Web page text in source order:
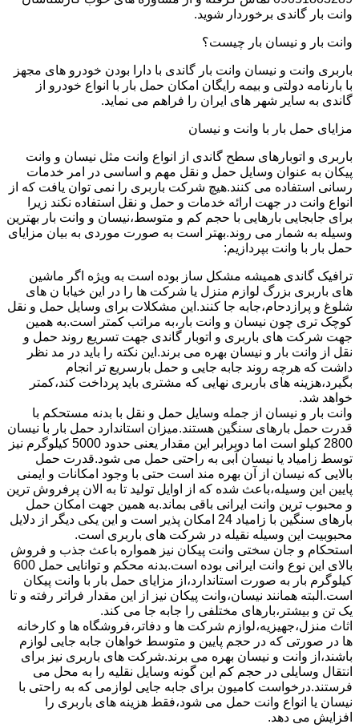
وانت بار گاندی برخوردار شوید.
وانت بار و نیسان بار چیست؟
باربری وانت و نیسان وانت بار گاندی با دارا بودن خودرو های مجهز
با بارنامه دولتی و بیمه رایگان امکان حمل بار با انواع خودرو از
گاندی به سایر شهر های ایران را فراهم می نماید.
مزایای حمل بار با وانت و نیسان
باربری و اتوبارهای سطح گاندی از انواع وانت مثل نیسان و وانت
پیکان به عنوان وسایل حمل و نقل مهم و اساسی در امر خدمات
رسانی استفاده می کنند.هیچ شرکت باربری را نمی توان یافت که از
انواع وانت در جهت ارائه خدمات و حمل و نقل استفاده نکند زیرا
برای جابجایی بارهایی با حجم کم و متوسط،نیسان و وانت بار بهترین
وسیله به شمار می روند.بهتر است به صورت موردی به بیان مزایای
حمل بار با وانت بپردازیم:
ترافیک گاندی همیشه مشکل ساز بوده است به ویژه اگر ماشین
های باربری بزرگ لوازم منزل یا شرکت ها را در این خیابا ن های
شلوغ و پرازدحام،جابه جا کنند.این مشکلات برای وسایل حمل و نقل
کوچک تری چون نیسان و وانت بار،به مراتب کمتر است.به همین
جهت شرکت های باربری و اتوبار گاندی جهت تسریع روند حمل و
نقل از وانت بار و نیسان بهره می برند.این نکته را باید در مد نظر
داشت که هرچه روند جابه جایی و حمل بارسریع تر انجام
بگیرد،هزینه های باربری نهایی که مشتری باید پرداخت کند،کمتر
خواهد شد.
وانت بار و نیسان از جمله وسایل حمل و نقل با بدنه مستحکم با
قدرت حمل بارهای سنگین هستند.میزان استاندارد حمل بار با نیسان
2800 کیلو است اما دوبرابر این مقدار یعنی حدود 5000 کیلوگرم نیز
توسط زامیاد یا نیسان آبی به راحتی حمل می شود.قدرت حمل
بالایی که نیسان از آن بهره مند است حتی با وجود امکانات و ایمنی
پایین این وسیله،باعث شده که از اوایل تولید تا به الان پرفروش ترین
و محبوب ترین وانت ایرانی باقی بماند.به همین جهت امکان حمل
بارهای سنگین با زامیاد 24 امکان پذیر است و این یکی دیگر از دلایل
محبوبیت این وسیله نقیله در شرکت های باربری است.
استحکام و جان سختی وانت پیکان نیز همواره باعث جذب و فروش
بالای این نوع وانت ایرانی بوده است.بدنه محکم و توانایی حمل 600
کیلوگرم بار به صورت استاندارد،از مزایای حمل بار با وانت پیکان
است.البته همانند نیسان،وانت پیکان نیز از این مقدار فراتر رفته و تا
یک تن و بیشتر،بارهای مختلفی را جابه جا می کند.
اثاث منزل،جهیزیه،لوازم شرکت ها و دفاتر،فروشگاه ها و کارخانه
ها در صورتی که در حجم پایین و متوسط خواهان جابه جایی لوازم
باشند،از وانت و نیسان بهره می برند.شرکت های باربری نیز برای
انتقال وسایلی در حجم کم این گونه وسایل نقلیه را به محل می
فرستند.درخواست کامیون برای جابه جایی لوازمی که به راحتی با
نیسان یا انواع وانت حمل می شود،فقط هزینه های باربری را
افزایش می دهد.